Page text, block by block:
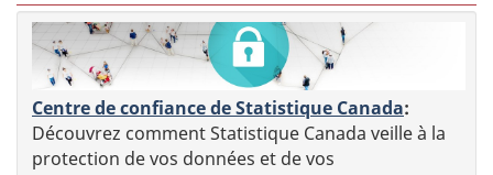
Centre de confiance de Statistique Canada:
Découvrez comment Statistique Canada veille à la
protection de vos données et de vos